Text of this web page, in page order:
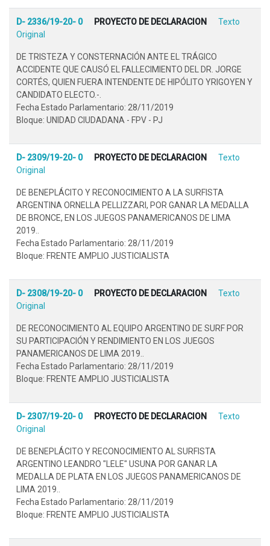
D- 2336/19-20- 0 PROYECTO DE DECLARACION
Texto
Original
DE TRISTEZA Y CONSTERNACIÓN ANTE EL TRÁGICO
ACCIDENTE QUE CAUSÓ EL FALLECIMIENTO DEL DR. JORGE
CORTÉS, QUIEN FUERA INTENDENTE DE HIPÓLITO YRIGOYEN Y
CANDIDATO ELECTO.-.
Fecha Estado Parlamentario: 28/11/2019
Bloque: UNIDAD CIUDADANA - FPV - PJ
D- 2309/19-20- 0 PROYECTO DE DECLARACION
Texto
Original
DE BENEPLÁCITO Y RECONOCIMIENTO A LA SURFISTA
ARGENTINA ORNELLA PELLIZZARI, POR GANAR LA MEDALLA
DE BRONCE, EN LOS JUEGOS PANAMERICANOS DE LIMA
2019..
Fecha Estado Parlamentario: 28/11/2019
Bloque: FRENTE AMPLIO JUSTICIALISTA
D- 2308/19-20- 0 PROYECTO DE DECLARACION
Texto
Original
DE RECONOCIMIENTO AL EQUIPO ARGENTINO DE SURF POR
SU PARTICIPACIÓN Y RENDIMIENTO EN LOS JUEGOS
PANAMERICANOS DE LIMA 2019..
Fecha Estado Parlamentario: 28/11/2019
Bloque: FRENTE AMPLIO JUSTICIALISTA
D- 2307/19-20- 0 PROYECTO DE DECLARACION
Texto
Original
DE BENEPLÁCITO Y RECONOCIMIENTO AL SURFISTA
ARGENTINO LEANDRO "LELE" USUNA POR GANAR LA
MEDALLA DE PLATA EN LOS JUEGOS PANAMERICANOS DE
LIMA 2019..
Fecha Estado Parlamentario: 28/11/2019
Bloque: FRENTE AMPLIO JUSTICIALISTA